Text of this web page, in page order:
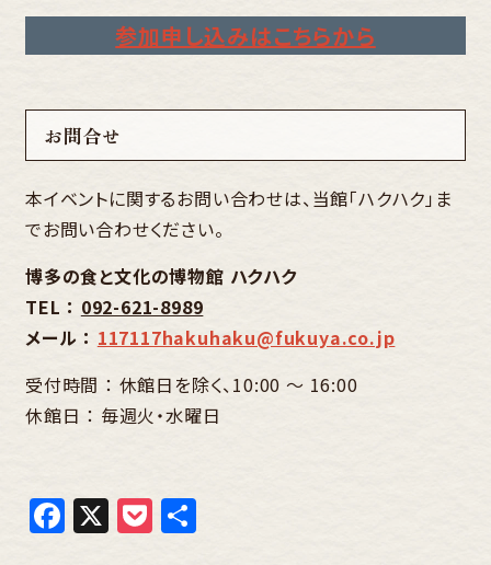
参加申し込みはこちらから
お問合せ
本イベントに関するお問い合わせは、当館「ハクハク」ま
でお問い合わせください。
博多の食と文化の博物館 ハクハク
TEL ： 092-621-8989
メール ： 117117hakuhaku@fukuya.co.jp
受付時間 ： 休館日を除く、10:00 〜 16:00
休館日 ： 毎週火・水曜日
Facebook
X Pocket
共